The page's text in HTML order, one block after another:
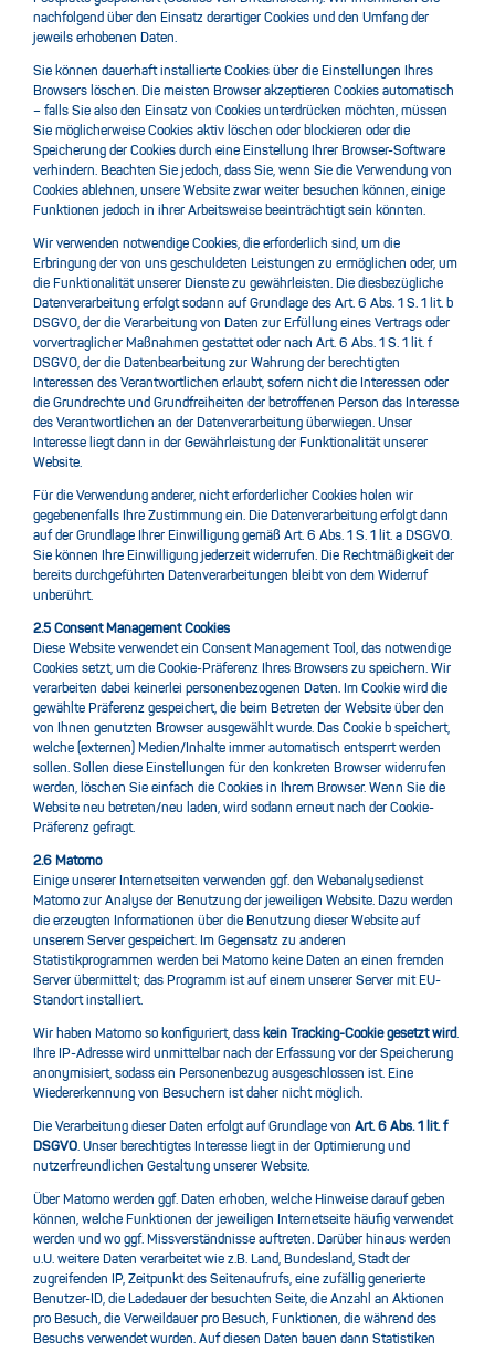
nachfolgend über den Einsatz derartiger Cookies und den Umfang der
jeweils erhobenen Daten.
Sie können dauerhaft installierte Cookies über die Einstellungen Ihres
Browsers löschen. Die meisten Browser akzeptieren Cookies automatisch
– falls Sie also den Einsatz von Cookies unterdrücken möchten, müssen
Sie möglicherweise Cookies aktiv löschen oder blockieren oder die
Speicherung der Cookies durch eine Einstellung Ihrer Browser-Software
verhindern. Beachten Sie jedoch, dass Sie, wenn Sie die Verwendung von
Cookies ablehnen, unsere Website zwar weiter besuchen können, einige
Funktionen jedoch in ihrer Arbeitsweise beeinträchtigt sein könnten.
Wir verwenden notwendige Cookies, die erforderlich sind, um die
Erbringung der von uns geschuldeten Leistungen zu ermöglichen oder, um
die Funktionalität unserer Dienste zu gewährleisten. Die diesbezügliche
Datenverarbeitung erfolgt sodann auf Grundlage des Art. 6 Abs. 1 S. 1 lit. b
DSGVO, der die Verarbeitung von Daten zur Erfüllung eines Vertrags oder
vorvertraglicher Maßnahmen gestattet oder nach Art. 6 Abs. 1 S. 1 lit. f
DSGVO, der die Datenbearbeitung zur Wahrung der berechtigten
Interessen des Verantwortlichen erlaubt, sofern nicht die Interessen oder
die Grundrechte und Grundfreiheiten der betroffenen Person das Interesse
des Verantwortlichen an der Datenverarbeitung überwiegen. Unser
Interesse liegt dann in der Gewährleistung der Funktionalität unserer
Website.
Für die Verwendung anderer, nicht erforderlicher Cookies holen wir
gegebenenfalls Ihre Zustimmung ein. Die Datenverarbeitung erfolgt dann
auf der Grundlage Ihrer Einwilligung gemäß Art. 6 Abs. 1 S. 1 lit. a DSGVO.
Sie können Ihre Einwilligung jederzeit widerrufen. Die Rechtmäßigkeit der
bereits durchgeführten Datenverarbeitungen bleibt von dem Widerruf
unberührt.
2.5 Consent Management Cookies
Diese Website verwendet ein Consent Management Tool, das notwendige
Cookies setzt, um die Cookie-Präferenz Ihres Browsers zu speichern. Wir
verarbeiten dabei keinerlei personenbezogenen Daten. Im Cookie wird die
gewählte Präferenz gespeichert, die beim Betreten der Website über den
von Ihnen genutzten Browser ausgewählt wurde. Das Cookie b speichert,
welche (externen) Medien/Inhalte immer automatisch entsperrt werden
sollen. Sollen diese Einstellungen für den konkreten Browser widerrufen
werden, löschen Sie einfach die Cookies in Ihrem Browser. Wenn Sie die
Website neu betreten/neu laden, wird sodann erneut nach der Cookie-
Präferenz gefragt.
2.6 Matomo
Einige unserer Internetseiten verwenden ggf. den Webanalysedienst
Matomo zur Analyse der Benutzung der jeweiligen Website. Dazu werden
die erzeugten Informationen über die Benutzung dieser Website auf
unserem Server gespeichert. Im Gegensatz zu anderen
Statistikprogrammen werden bei Matomo keine Daten an einen fremden
Server übermittelt; das Programm ist auf einem unserer Server mit EU-
Standort installiert.
Wir haben Matomo so konfiguriert, dass kein Tracking-Cookie gesetzt wird.
Ihre IP-Adresse wird unmittelbar nach der Erfassung vor der Speicherung
anonymisiert, sodass ein Personenbezug ausgeschlossen ist. Eine
Wiedererkennung von Besuchern ist daher nicht möglich.
Die Verarbeitung dieser Daten erfolgt auf Grundlage von Art. 6 Abs. 1 lit. f
DSGVO. Unser berechtigtes Interesse liegt in der Optimierung und
nutzerfreundlichen Gestaltung unserer Website.
Über Matomo werden ggf. Daten erhoben, welche Hinweise darauf geben
können, welche Funktionen der jeweiligen Internetseite häufig verwendet
werden und wo ggf. Missverständnisse auftreten. Darüber hinaus werden
u.U. weitere Daten verarbeitet wie z.B. Land, Bundesland, Stadt der
zugreifenden IP, Zeitpunkt des Seitenaufrufs, eine zufällig generierte
Benutzer-ID, die Ladedauer der besuchten Seite, die Anzahl an Aktionen
pro Besuch, die Verweildauer pro Besuch, Funktionen, die während des
Besuchs verwendet wurden. Auf diesen Daten bauen dann Statistiken